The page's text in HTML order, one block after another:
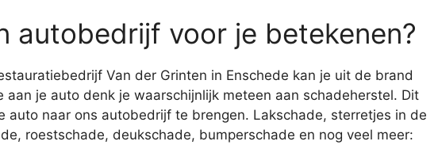
autobedrijf voor je betekenen?
Van der Grinten in Enschede kan je uit de brand
aan je auto denk je waarschijnlijk meteen aan schadeherstel. Dit
auto naar ons autobedrijf te brengen. Lakschade, sterretjes in de
roestschade, deukschade, bumperschade en nog veel meer: